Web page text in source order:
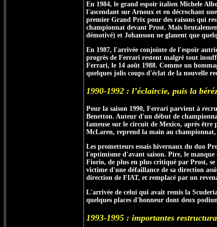
En 1984, le grand espoir italien Michele
l'ascendant sur Arnoux et en décrochant
premier Grand Prix pour des raisons qui
championnat devant Prost. Mais
démotivé) et Johansson ne glanent que
En 1987, l'arrivée conjointe de l'espoir
progrès de Ferrari restent malgré tout
Ferrari, le 14 août 1988. Comme un
quelques jolis coups d'éclat de la nouvelle
1990-1992 : l’éclaircie, puis la
Pour la saison 1990, Ferrari parvient à
Benetton. Auteur d'un début de
fameuse sur le circuit de Mexico, après
McLaren, reprend la main au
Les prometteurs essais hivernaux du duo
l'optimisme d'avant saison. Pire, le manque
Fiorio, de plus en plus critiqué par Prost,
victime d'une défaillance de sa direction
direction de FIAT, et remplacé par un
L'arrivée de celui qui avait remis la
quelques places d'honneur dont deux
1993-1995 : importantes